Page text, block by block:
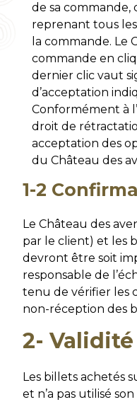
de sa commande,
reprenant tous
la commande. Le
commande en
dernier clic vaut
d’acceptation
Conformément à
droit de
acceptation des
du Château des
1-2
Le Château des
par le client) et les
devront être soit
responsable de
tenu de vérifier les
non-réception des
2-
Les billets achetés
et n’a pas utilisé